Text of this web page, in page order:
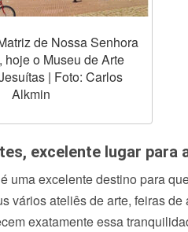
de Nossa Senhora
hoje o Museu de Arte
| Foto: Carlos
Alkmin
excelente lugar para
uma excelente destino para
vários ateliês de arte, feiras
exatamente essa